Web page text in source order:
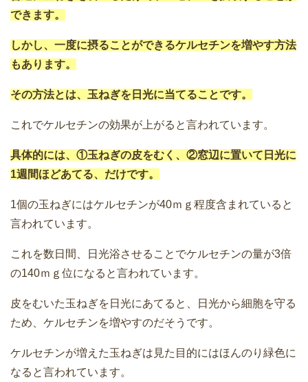
できます。
しかし、一度に摂ることができるケルセチンを増やす方法
もあります。
その方法とは、玉ねぎを日光に当てることです。
これでケルセチンの効果が上がると言われています。
具体的には、①玉ねぎの皮をむく、②窓辺に置いて日光に
1週間ほどあてる、だけです。
1個の玉ねぎにはケルセチンが40ｍｇ程度含まれていると
言われています。
これを数日間、日光浴させることでケルセチンの量が3倍
の140ｍｇ位になると言われています。
皮をむいた玉ねぎを日光にあてると、日光から細胞を守る
ため、ケルセチンを増やすのだそうです。
ケルセチンが増えた玉ねぎは見た目的にはほんのり緑色に
なると言われています。